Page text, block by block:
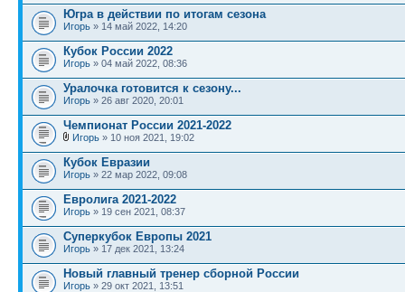
Югра в действии по итогам сезона
Игорь » 14 май 2022, 14:20
Кубок России 2022
Игорь » 04 май 2022, 08:36
Уралочка готовится к сезону...
Игорь » 26 авг 2020, 20:01
Чемпионат России 2021-2022
Игорь » 10 ноя 2021, 19:02
Кубок Евразии
Игорь » 22 мар 2022, 09:08
Евролига 2021-2022
Игорь » 19 сен 2021, 08:37
Суперкубок Европы 2021
Игорь » 17 дек 2021, 13:24
Новый главный тренер сборной России
Игорь » 29 окт 2021, 13:51